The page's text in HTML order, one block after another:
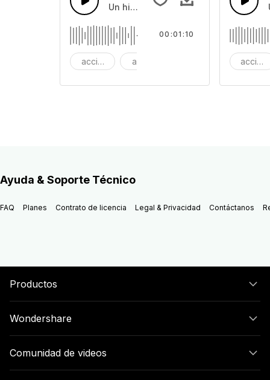
Un hip hop cinematico épico. El
acción aventura fondo piano
00:01:10
acción
Ayuda & Soporte Técnico
FAQ Planes Contrato de licencia Legal & Privacidad Contáctanos
Productos
Wondershare
Comunidad de videos